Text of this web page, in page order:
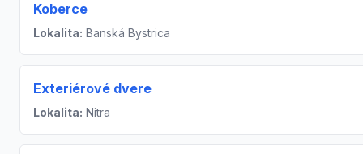
Koberce
Lokalita: Banská Bystrica
Exteriérové dvere
Lokalita: Nitra